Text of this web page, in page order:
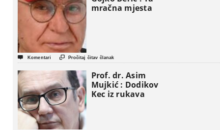
mračna mjesta
 Komentari  Pročitaj čitav članak
Prof. dr. Asim
Mujkić : Dodikov
Kec iz rukava